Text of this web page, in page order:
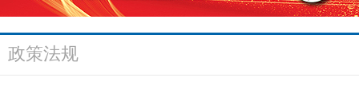
政策法规